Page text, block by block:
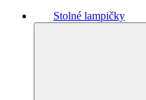
Stolné lampičky